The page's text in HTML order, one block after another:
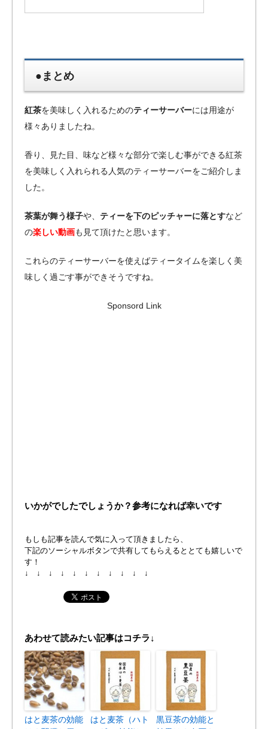
●まとめ
紅茶を美味しく入れるためのティーサーバーには用途が
様々ありましたね。
香り、見た目、味など様々な部分で楽しむ事ができる紅茶
を美味しく入れられる人気のティーサーバーをご紹介しま
した。
茶葉が舞う様子や、 ティーを下のピッチャーに落とすなど
の楽しい動画も見て頂けたと思います。
これらのティーサーバーを使えばティータイムを楽しく美
味しく過ごす事ができそうですね。
Sponsord Link
いかがでしたでしょうか？参考になれば幸いです
もしも記事を読んで気に入って頂きましたら、
下記のソーシャルボタンで共有してもらえるととても嬉しいで
す！
↓ ↓ ↓ ↓ ↓ ↓ ↓ ↓ ↓ ↓ ↓
あわせて読みたい記事はコチラ↓
はと麦茶の効能
はと麦茶（ハト
黒豆茶の効能と